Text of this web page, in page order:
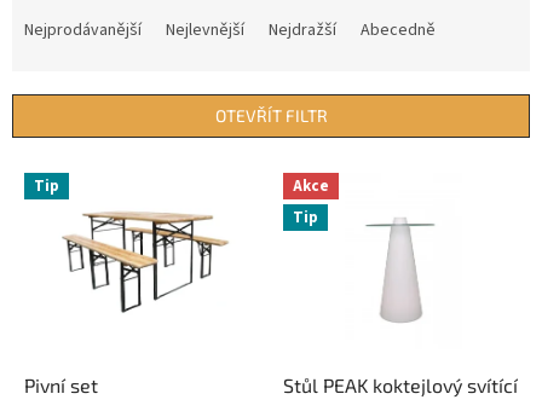
í
Nejprodávanější Nejlevnější Nejdražší Abecedně
OTEVŘÍT FILTR
V Tip
Pivní set
Akce
Tip
Stůl PEAK koktejlový svítící